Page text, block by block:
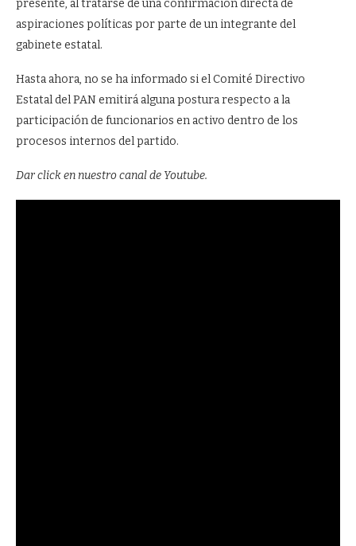
presente, al tratarse de una confirmación directa de
aspiraciones políticas por parte de un integrante del
gabinete estatal.
Hasta ahora, no se ha informado si el Comité Directivo
Estatal del PAN emitirá alguna postura respecto a la
participación de funcionarios en activo dentro de los
procesos internos del partido.
Dar click en nuestro canal de Youtube.